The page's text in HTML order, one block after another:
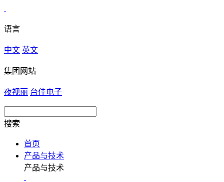
语言
中文 英文
集团网站
夜视丽 台佳电子
搜索
首页
产品与技术
产品与技术